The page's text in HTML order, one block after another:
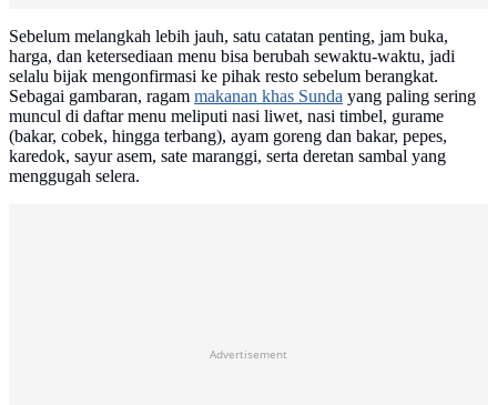
Sebelum melangkah lebih jauh, satu catatan penting, jam buka,
harga, dan ketersediaan menu bisa berubah sewaktu-waktu, jadi
selalu bijak mengonfirmasi ke pihak resto sebelum berangkat.
Sebagai gambaran, ragam makanan khas Sunda yang paling sering
muncul di daftar menu meliputi nasi liwet, nasi timbel, gurame
(bakar, cobek, hingga terbang), ayam goreng dan bakar, pepes,
karedok, sayur asem, sate maranggi, serta deretan sambal yang
menggugah selera.
Advertisement